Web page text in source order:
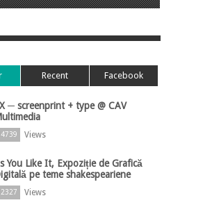
Recent Facebook
─ screenprint + type @ CAV
Views
You Like It, Expoziție de Grafică
pe teme shakespeariene
Views